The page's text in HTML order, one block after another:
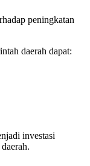
peningkatan
daerah dapat:
investasi